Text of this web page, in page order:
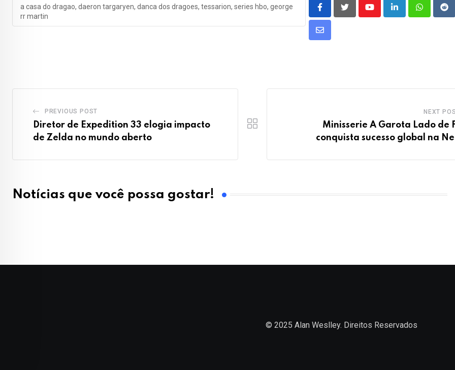
a casa do dragao, daeron targaryen, danca dos dragoes, tessarion, series hbo, george
rr martin
YoutubeLinkedInWhatsapp
Share
PREVIOUS POST
Diretor de Expedition 33 elogia impacto
de Zelda no mundo aberto
NEXT
Minisserie A Garota Lado de
conquista sucesso global na
Notícias que você possa gostar!
© 2025 Alan Weslley. Direitos Reservados